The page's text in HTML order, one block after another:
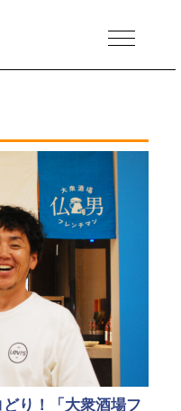
MENU
り！「大衆酒場フ